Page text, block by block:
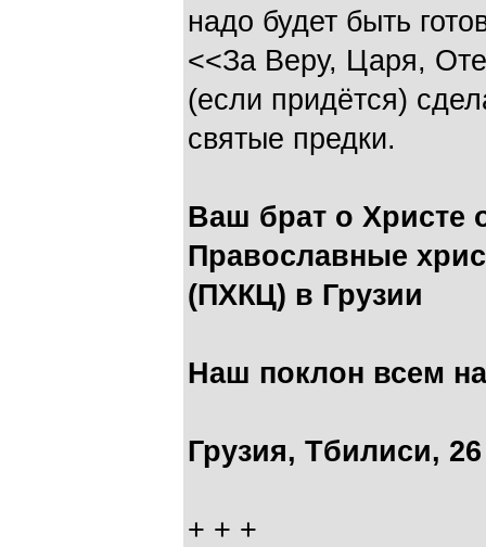
надо будет быть
<<За Веру, Царя,
(если придётся)
святые предки.
Ваш брат о Христе
Православные
(ПХКЦ) в Грузии
Наш поклон всем
Грузия, Тбилиси,
+ + +